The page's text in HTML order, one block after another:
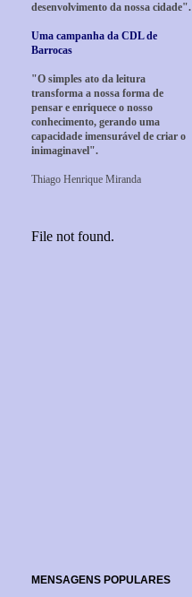
desenvolvimento da nossa cidade".
Uma campanha da CDL de
Barrocas
"O simples ato da leitura
transforma a nossa forma de
pensar e enriquece o nosso
conhecimento, gerando uma
capacidade imensurável de criar o
inimaginavel".
Thiago Henrique Miranda
MENSAGENS POPULARES